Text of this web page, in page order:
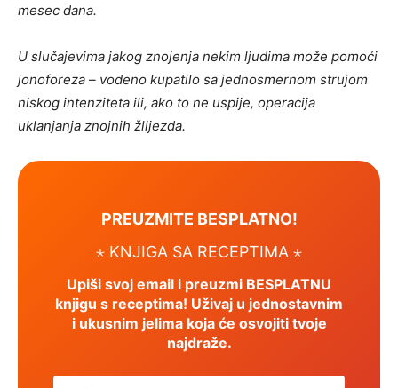
mesec dana.
U slučajevima jakog znojenja nekim ljudima može pomoći
jonoforeza – vodeno kupatilo sa jednosmernom strujom
niskog intenziteta ili, ako to ne uspije, operacija
uklanjanja znojnih žlijezda.
PREUZMITE BESPLATNO!
⋆ KNJIGA SA RECEPTIMA ⋆
Upiši svoj email i preuzmi BESPLATNU
knjigu s receptima! Uživaj u jednostavnim
i ukusnim jelima koja će osvojiti tvoje
najdraže.